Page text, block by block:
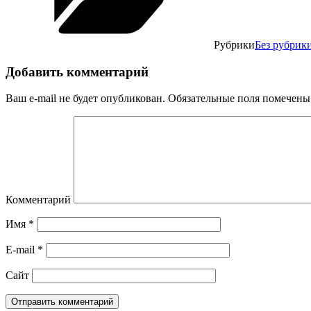
РубрикиБез
Добавить комментарий
Ваш e-mail не будет опубликован. Обязательные поля помечены
Комментарий
Имя *
E-mail *
Сайт